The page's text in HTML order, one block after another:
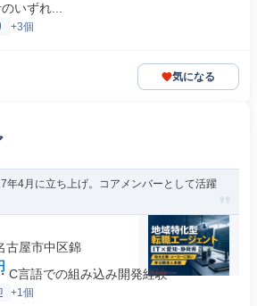
いずれ...
+3個
気になる
年4月に立ち上げ。コアメンバーとして活躍
古屋市中区錦
C言語での組み込み開発経験
+1個